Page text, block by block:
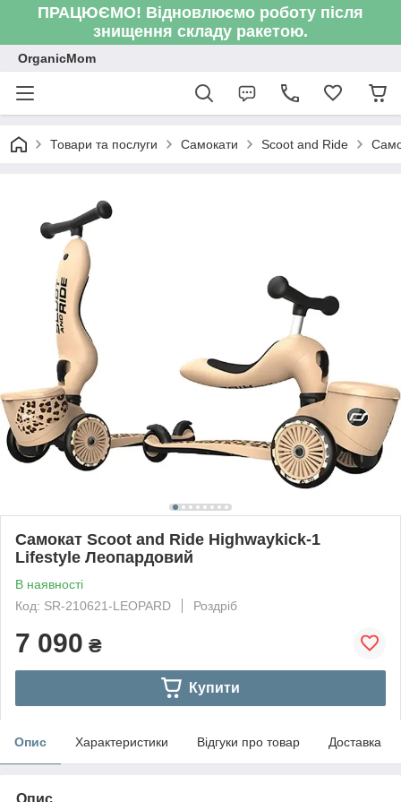
ПРАЦЮЄМО! Відновлюємо роботу після
знищення складу ракетою.
OrganicMom
Товари та послуги Самокати Scoot and Ride
Самокат Scoot and Ride Highwaykick-1
Lifestyle Леопардовий
В наявності
Код: SR-210621-LEOPARD
Роздріб
7 090 ₴
Купити
Опис Характеристики Відгуки про товар Доставка
Опис